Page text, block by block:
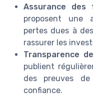
Assurance des
proposent une
pertes dues à
rassurer les
Transparence
publient
des preuves
confiance.